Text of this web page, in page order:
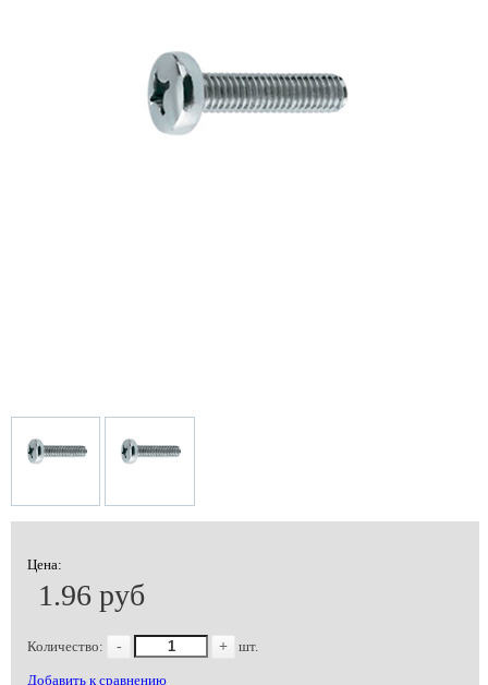
Цена:
1.96 руб
Количество: - + шт.
Добавить к сравнению